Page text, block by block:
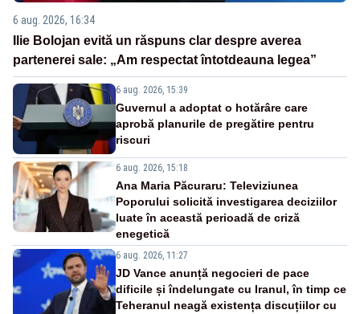
6 aug. 2026, 16:34
Ilie Bolojan evită un răspuns clar despre averea
partenerei sale: „Am respectat întotdeauna legea”
6 aug. 2026, 15:39
Guvernul a adoptat o hotărâre care
aprobă planurile de pregătire pentru
riscuri
6 aug. 2026, 15:18
Ana Maria Păcuraru: Televiziunea
Poporului solicită investigarea deciziilor
luate în această perioadă de criză
enegetică
6 aug. 2026, 11:27
JD Vance anunță negocieri de pace
dificile și îndelungate cu Iranul, în timp ce
Teheranul neagă existența discuțiilor cu